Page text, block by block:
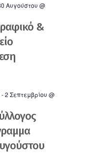
Αυγούστου @
&
-2 Σεπτεμβρίου @